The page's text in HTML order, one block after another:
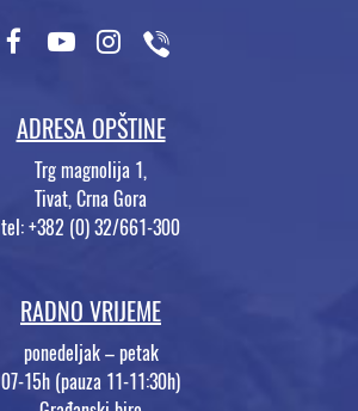
ADRESA OPŠTINE
Trg magnolija 1,
Tivat, Crna Gora
tel: +382 (0) 32/661-300
RADNO VRIJEME
ponedeljak – petak
07-15h (pauza 11-11:30h)